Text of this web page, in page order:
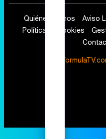
Quiénes somos Aviso
Política de cookies